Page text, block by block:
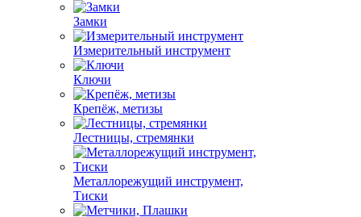
Замки
Измерительный инструмент
Ключи
Крепёж, метизы
Лестницы, стремянки
Металлорежущий инструмент,
Тиски